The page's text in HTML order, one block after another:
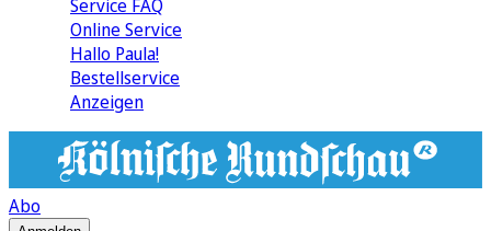
Service FAQ
Online Service
Hallo Paula!
Bestellservice
Anzeigen
Abo